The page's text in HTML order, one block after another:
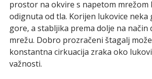
prostor na okvire s napetom mrežom
odignuta od tla. Korijen lukovice neka
gore, a stabljika prema dolje na način
mrežu. Dobro prozračeni štagalj
konstantna cirkuacija zraka oko
važnosti.